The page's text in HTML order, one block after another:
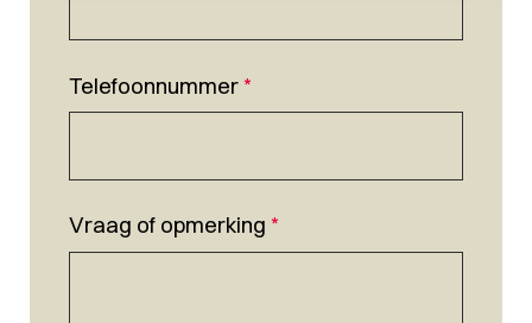
Telefoonnummer*
Vraag of opmerking *